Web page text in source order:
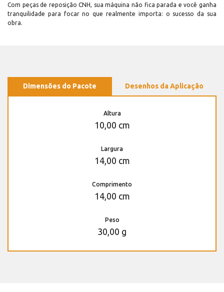
Com peças de reposição CNH, sua máquina não fica parada e você ganha
tranquilidade para focar no que realmente importa: o sucesso da sua
obra.
Dimensões do Pacote Desenhos da Aplicação
Altura
10,00 cm
Largura
14,00 cm
Comprimento
14,00 cm
Peso
30,00 g